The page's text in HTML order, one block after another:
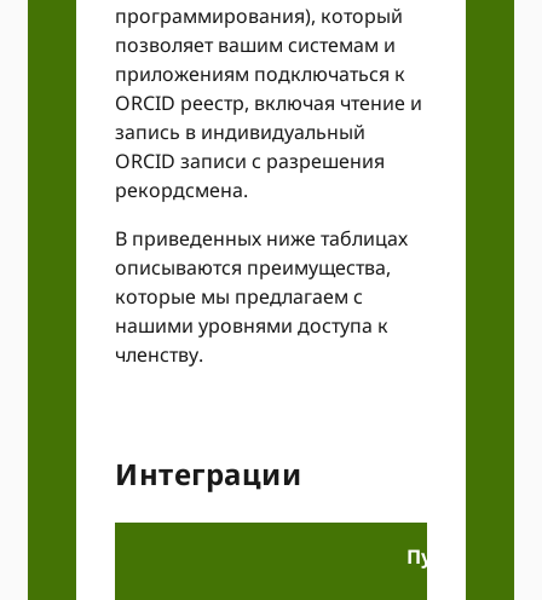
программирования), который
позволяет вашим системам и
приложениям подключаться к
ORCID реестр, включая чтение и
запись в индивидуальный
ORCID записи с разрешения
рекордсмена.
В приведенных ниже таблицах
описываются преимущества,
которые мы предлагаем с
нашими уровнями доступа к
членству.
Интеграции
Публичный